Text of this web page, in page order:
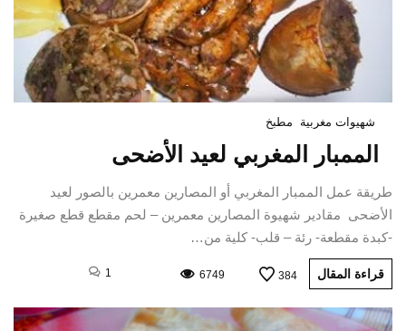
شهيوات مغربية مطبخ
الممبار المغربي لعيد الأضحى
طريقة عمل الممبار المغربي أو المصارين معمرين بالصور لعيد
الأضحى مقادير شهيوة المصارين معمرين – لحم مقطع قطع صغيرة
-كبدة مقطعة- رئة – قلب- كلية من…
قراءة المقال 384
6749
1